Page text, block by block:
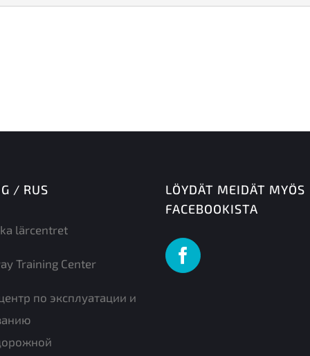
/ RUS
lärcentret
Training Center
по эксплуатации и
LÖYDÄT MEIDÄT MYÖS
FACEBOOKISTA